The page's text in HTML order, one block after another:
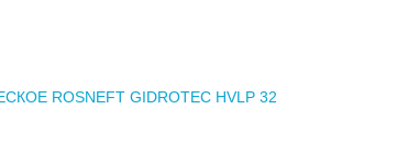
ROSNEFT GIDROTEC HVLP 32